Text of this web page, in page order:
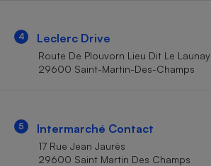
4 Leclerc Drive
Route De Plouvorn Lieu Dit Le Launay
29600 Saint-Martin-Des-Champs
5 Intermarché Contact
17 Rue Jean Jaurès
29600 Saint Martin Des Champs